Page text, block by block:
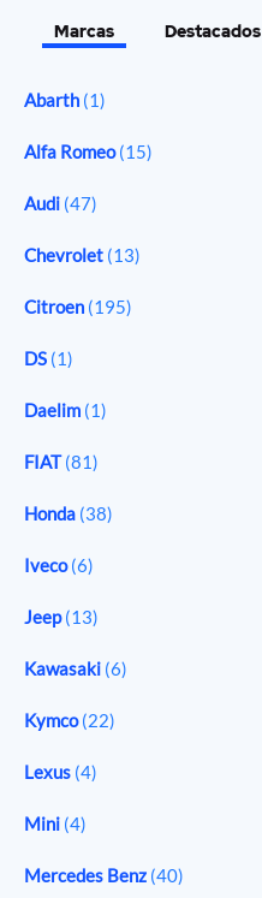
Marcas Destacados
Abarth (1)
Alfa Romeo(15)
Audi (47)
Chevrolet (13)
Citroen (195)
DS (1)
Daelim (1)
FIAT(81)
Honda (38)
Iveco(6)
Jeep(13)
Kawasaki (6)
Kymco(22)
Lexus (4)
Mini (4)
Mercedes Benz (40)